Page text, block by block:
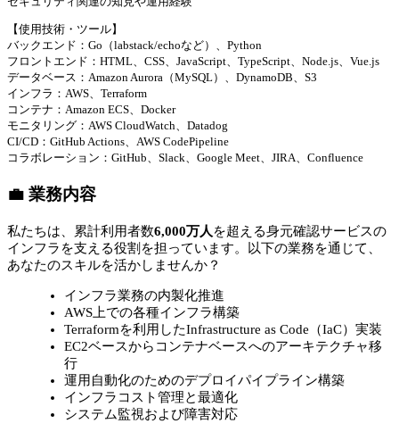
【使用技術・ツール】
バックエンド：Go（labstack/echoなど）、Python
フロントエンド：HTML、CSS、JavaScript、TypeScript、Node.js、Vue.js
データベース：Amazon Aurora（MySQL）、DynamoDB、S3
インフラ：AWS、Terraform
コンテナ：Amazon ECS、Docker
モニタリング：AWS CloudWatch、Datadog
CI/CD：GitHub Actions、AWS CodePipeline
コラボレーション：GitHub、Slack、Google Meet、JIRA、Confluence
💼 業務内容
私たちは、累計利用者数6,000万人 を超える身元確認サービスの
インフラを支える役割を担っています。以下の業務を通じて、
あなたのスキルを活かしませんか？
インフラ業務の内製化推進
AWS上での各種インフラ構築
Terraformを利用したInfrastructure as Code（IaC）実装
EC2ベースからコンテナベースへのアーキテクチャ移
行
運用自動化のためのデプロイパイプライン構築
インフラコスト管理と最適化
システム監視および障害対応